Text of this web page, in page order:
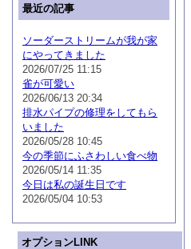
最近の記事
ソーダーストリームが我が家
にやってきました
2026/07/25 11:15
雀が可愛い
2026/06/13 20:34
排水パイプの修理をしてもら
いました
2026/05/28 10:45
今の季節にふさわしい食べ物
2026/05/14 11:35
今日は私の誕生日です
2026/05/04 10:53
オプションLINK